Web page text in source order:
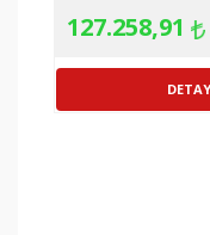
otomatik
kapanma
Genel özellikleri
127.258,91